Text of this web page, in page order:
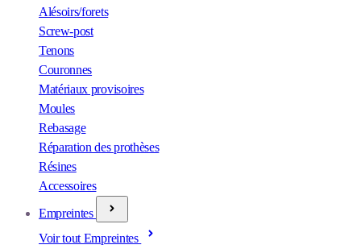
Alésoirs/forets
Screw-post
Tenons
Couronnes
Matériaux provisoires
Moules
Rebasage
Réparation des prothèses
Résines
Accessoires
Empreintes
Voir tout Empreintes